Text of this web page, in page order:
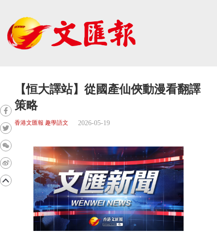
【恒大譯站】從國產仙俠動漫看翻譯
策略
香港文匯報 趣學語文 2026-05-19